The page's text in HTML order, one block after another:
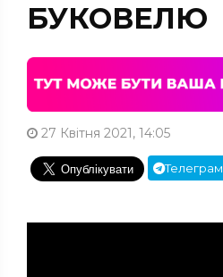
БУКОВЕЛЮ
27 Квітня 2021, 14:05
Телеграм